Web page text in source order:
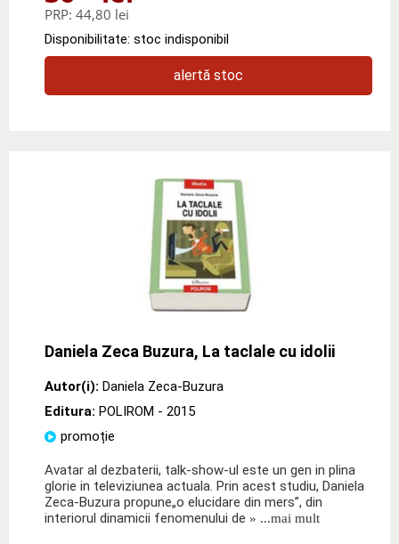
PRP: 44,80 lei
Disponibilitate: stoc indisponibil
alertă stoc
Daniela Zeca Buzura, La taclale cu idolii
Autor(i): Daniela Zeca-Buzura
Editura: POLIROM - 2015
promoție
Avatar al dezbaterii, talk-show-ul este un gen in plina
glorie in televiziunea actuala. Prin acest studiu, Daniela
Zeca-Buzura propune„o elucidare din mers”, din
interiorul dinamicii fenomenului de » ...mai mult